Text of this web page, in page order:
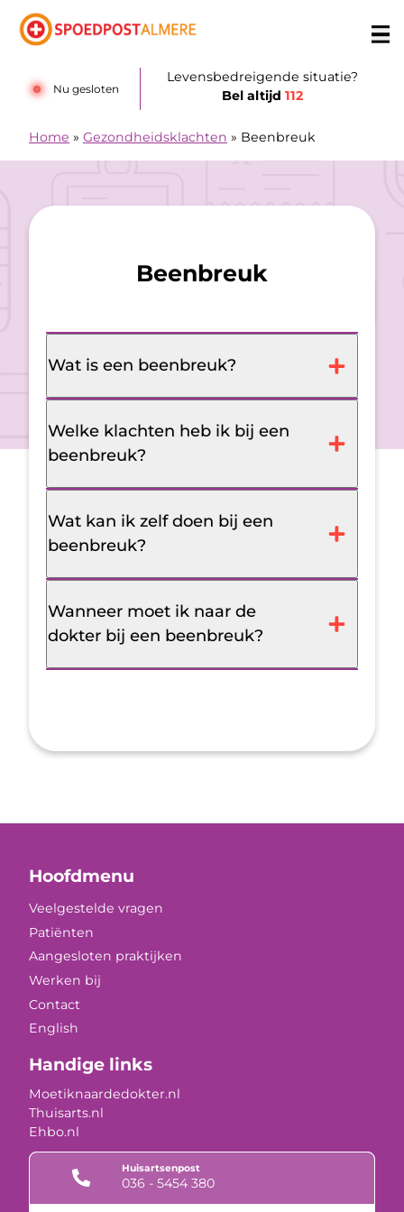
Nu gesloten
Levensbedreigende situatie?
Bel altijd112
Home » Gezondheidsklachten » Beenbreuk
Beenbreuk
Wat is een beenbreuk?
Welke klachten heb ik bij een
beenbreuk?
Wat kan ik zelf doen bij een
beenbreuk?
Wanneer moet ik naar de
dokter bij een beenbreuk?
Hoofdmenu
Veelgestelde vragen
Patiënten
Aangesloten praktijken
Werken bij
Contact
English
Handige links
Moetiknaardedokter.nl
Thuisarts.nl
Ehbo.nl
Huisartsenpost
036 - 5454 380